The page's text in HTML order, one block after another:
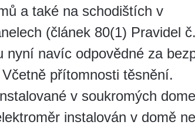
a také na schodištích v
(článek 80(1) Pravidel
nyní navíc odpovědné za
přítomnosti těsnění.
v soukromých
instalován v domě